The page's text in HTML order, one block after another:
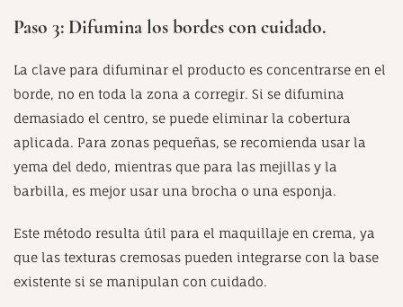
Paso 3: Difumina los bordes con cuidado.
La clave para difuminar el producto es concentrarse en el
borde, no en toda la zona a corregir. Si se difumina
demasiado el centro, se puede eliminar la cobertura
aplicada. Para zonas pequeñas, se recomienda usar la
yema del dedo, mientras que para las mejillas y la
barbilla, es mejor usar una brocha o una esponja.
Este método resulta útil para el maquillaje en crema, ya
que las texturas cremosas pueden integrarse con la base
existente si se manipulan con cuidado.